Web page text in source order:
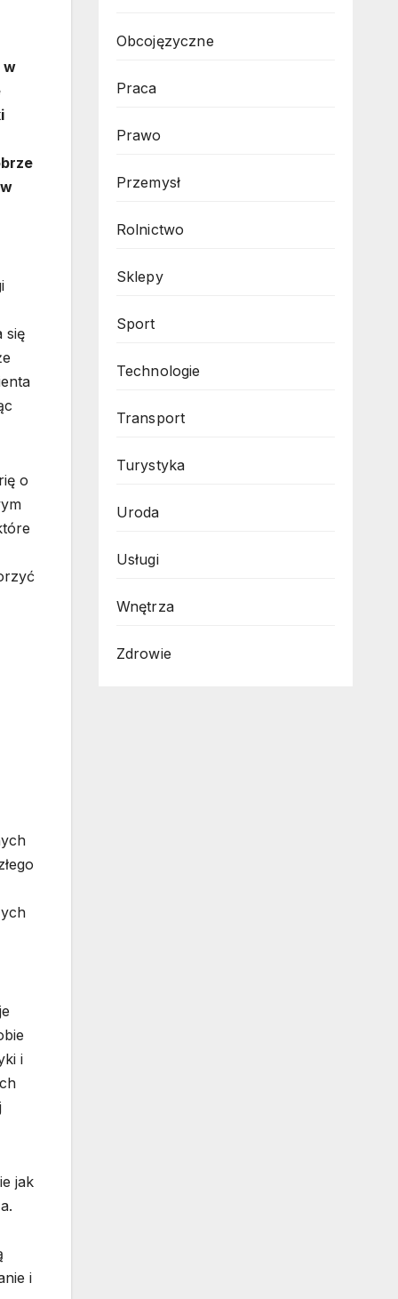
w
się
o
i
jak
i
Obcojęzyczne
Praca
Prawo
Przemysł
Rolnictwo
Sklepy
Sport
Technologie
Transport
Turystyka
Uroda
Usługi
Wnętrza
Zdrowie